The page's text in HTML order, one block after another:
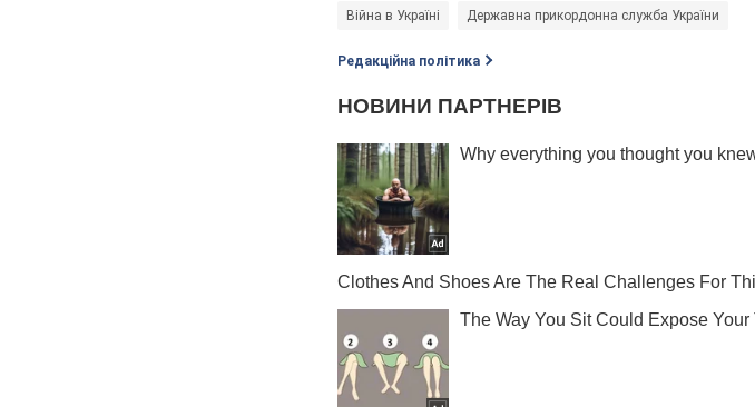
Війна в Україні Державна прикордонна служба України
Редакційна політика